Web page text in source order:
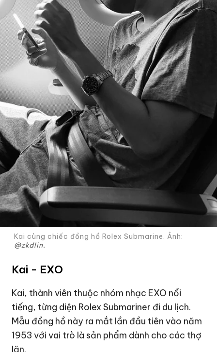
Kai cùng chiếc đồng hồ Rolex Submarine. Ảnh:
@zkdlin.
Kai - EXO
Kai, thành viên thuộc nhóm nhạc EXO nổi
tiếng, từng diện Rolex Submariner đi du lịch.
Mẫu đồng hồ này ra mắt lần đầu tiên vào năm
1953 với vai trò là sản phẩm dành cho các thợ
lặn.